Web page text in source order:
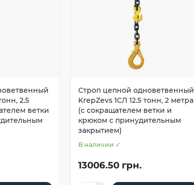
2.5
ветки
Строп цепной одноветвенный
KrepZevs 1СЛ 12.5 тонн, 2 метра
(с сокращателем ветки и
крюком с принудительным
закрытием)
В наличии ✓
13006.50 грн.